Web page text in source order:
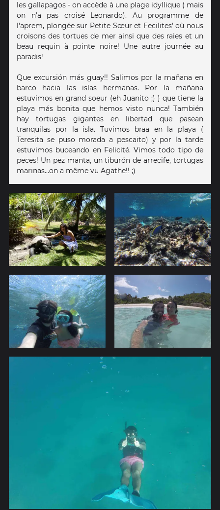
les gallapagos - on accède à une plage idyllique ( mais
on n'a pas croisé Leonardo). Au programme de
l'aprem, plongée sur Petite Sœur et Fecilites' où nous
croisons des tortues de mer ainsi que des raies et un
beau requin à pointe noire! Une autre journée au
paradis!
Que excursión más guay!! Salimos por la mañana en
barco hacia las islas hermanas. Por la mañana
estuvimos en grand soeur (eh Juanito ;) ) que tiene la
playa más bonita que hemos visto nunca! También
hay tortugas gigantes en libertad que pasean
tranquilas por la isla. Tuvimos braa en la playa (
Teresita se puso morada a pescaito) y por la tarde
estuvimos buceando en Felicité. Vimos todo tipo de
peces! Un pez manta, un tiburón de arrecife, tortugas
marinas...on a même vu Agathe!! ;)